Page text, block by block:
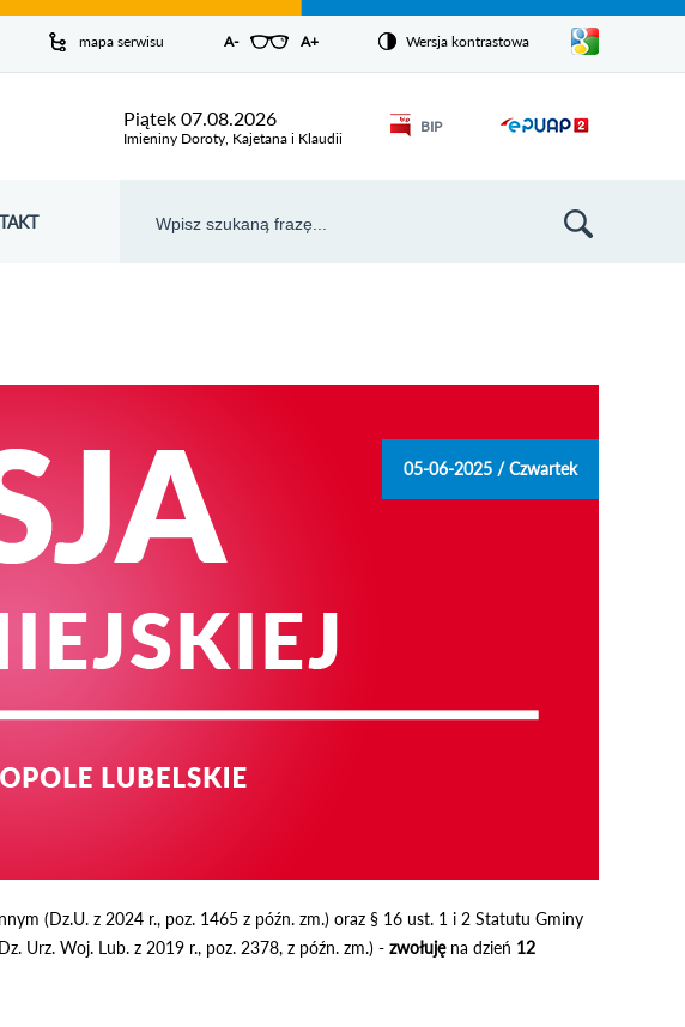
mapa serwisu A-pomniejsz czcionkę
Zresetuj czcionkę
A+ powiększ czcionkęWersja kontrastowa
Pokaż/ukryj
listę
języków
Piątek 07.08.2026
Imieniny Doroty, Kajetana i Klaudii
BIPOdnośnik
05-06-2025 / Czwartek
(Dz.U. z 2024 r., poz. 1465 z późn. zm.) oraz § 16 ust. 1 i 2 Statutu Gminy
Urz. Woj. Lub. z 2019 r., poz. 2378, z późn. zm.) - zwołujęna dzień 12